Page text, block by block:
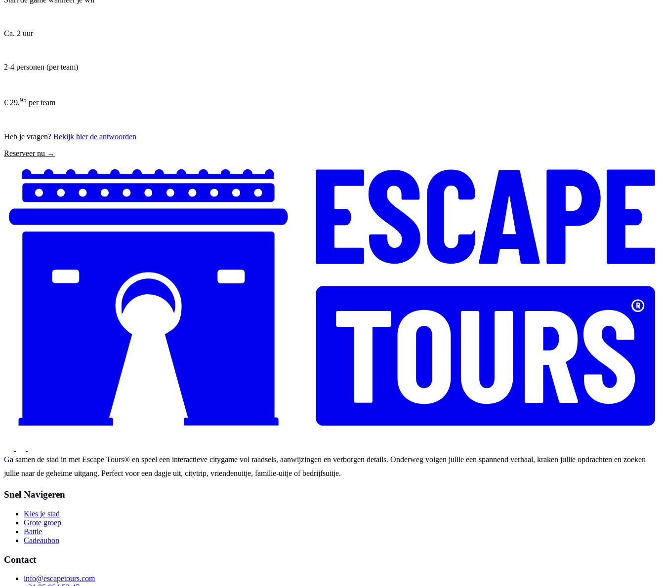
Ca. 2 uur
2-4 personen (per team)
€ 29,95 per team
Heb je vragen? Bekijk hier de antwoorden
Reserveer nu →
Ga samen de stad in met Escape Tours® en speel een interactieve citygame vol raadsels, aanwijzingen en verborgen details. Onderweg volgen jullie een spannend verhaal, kraken jullie opdrachten en zoeken
jullie naar de geheime uitgang. Perfect voor een dagje uit, citytrip, vriendenuitje, familie-uitje of bedrijfsuitje.
Snel Navigeren
Kies je stad
Grote groep
Battle
Cadeaubon
Contact
info@escapetours.com